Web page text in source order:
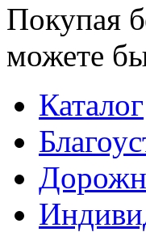
Покупая
можете
Каталог